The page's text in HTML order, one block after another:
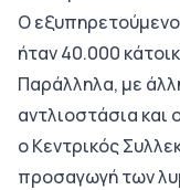
Ο
ήταν 40.000
Παράλληλα, με
αντλιοστάσια και
ο Κεντρικός
προσαγωγή των